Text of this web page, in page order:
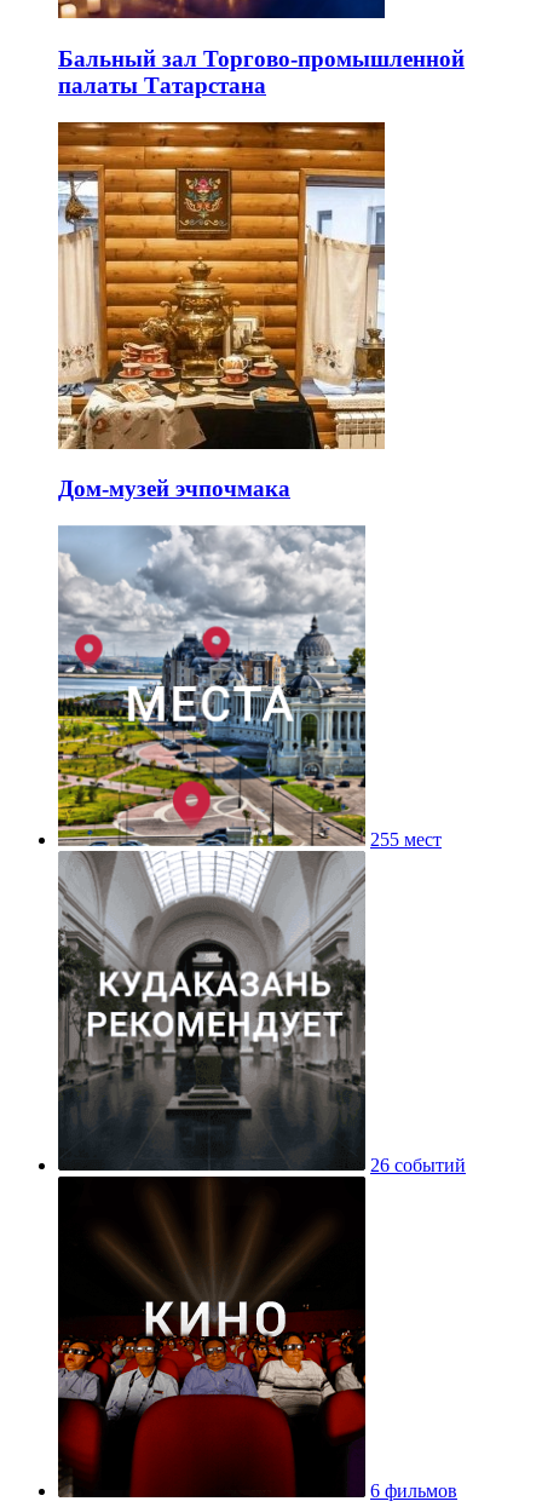
Бальный зал Торгово-промышленной
палаты Татарстана
Дом-музей эчпочмака
255 мест
26 событий
6 фильмов